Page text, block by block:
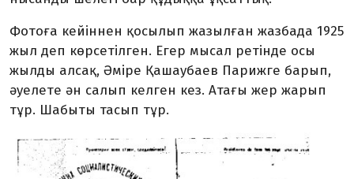
Фотоға кейіннен қосылып жазылған жазбада 1925
жыл деп көрсетілген. Егер мысал ретінде осы
жылды алсақ, Әміре Қашаубаев Парижге барып,
әуелете ән салып келген кез. Атағы жер жарып
тұр. Шабыты тасып тұр.